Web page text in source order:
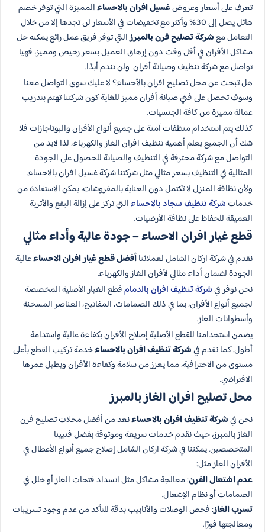
تعرف على أسعار وعروضغسيل افران بالاحساءالمميزة التي توفر خصم
هائل يصل إلى 30% وأكثر مع تخفيضات في الأسعار لن تجدها إلا من خلال
التعامل معشركة تصليح فرن​ بالمبرزالتي توفر فريق عمل رائع يمكنه حل
مشاكل الأفران في أقل وقت دون إرهاق العميل بسعر رخيص ومميز، فهيا
تواصل مع شركة تنظيف وصيانة أفران ولن تندم أبدًا.
هل تبحث عن محل تصليح افران بالأحساء؟ لا عليك سوى التواصل معنا
وسوف تحصل على فني صيانة أفران مميز للغاية كون شركتنا تهتم بتدريب
عمالة مميزة من كافة الجنسيات.
كذلك يتم استخدام منظفات آمنة على جميع أنواع الأفران والبوتاجازات فلا
شك أن الجميع يعلم أهمية تنظيف افران الغاز والكهرباء، لذا لابد من
التواصل مع شركة محترفة في التنظيف والصيانة للحصول على الجودة
المثالية في التنظيف بسعر مثالي مثل شركتنا شركة غسيل افران بالاحساء.
ولأن نظافة المنزل لا تكتمل دون العناية بالمفروشات، يمكن الاستفادة من
خدمات شركة تنظيف سجاد بالاحساء التي تركز على إزالة البقع والأتربة
العميقة للحفاظ على نظافة الأرضيات.
قطع غيار افران الاحساء – جودة عالية وأداء مثالي
نقدم في شركة اركان الشامل لعملائناأفضل قطع غيار افران الاحساءعالية
الجودة لضمان أداء مثالي لأفران الغاز والكهرباء.
نحن نوفر فيشركة تنظيف افران بالدمامقطع الغيار الأصلية المخصصة
لجميع أنواع الأفران، بما في ذلك الصمامات، المفاتيح، العناصر المسخنة
وأسطوانات الغاز.
يضمن استخدامنا للقطع الأصلية إصلاح الأفران بكفاءة عالية واستدامة
أطول. كما نقدم فيشركة تنظيف افران بالاحساءخدمة تركيب القطع بأعلى
مستوى من الاحترافية، مما يعزز من سلامة وكفاءة الأفران ويطيل عمرها
الافتراضي.
محل تصليح افران الغاز بالمبرز
نحن فيشركة تنظيف افران بالاحساءنعد من أفضل محلات تصليح فرن
الغاز بالمبرز، حيث نقدم خدمات سريعة وموثوقة بفضل فنيينا
المتخصصين. يمكننا في شركة اركان الشامل إصلاح جميع أنواع الأعطال في
الأفران الغاز مثل:
عدم اشتعال الفرن: معالجة مشاكل مثل انسداد فتحات الغاز أو خلل في
الصمامات أو نظام الإشعال.
تسرب الغاز: فحص الوصلات والأنابيب بدقة للتأكد من عدم وجود تسريبات
ومعالجتها فورًا.